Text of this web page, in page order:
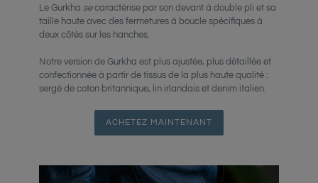
Le Gurkha secaractérise par son devant à double pli et sa
taille haute avec des fermetures à boucle spécifiques à
deux côtés sur les hanches.
Notre version de Gurkha est plus ajustée, plus détaillée et
confectionnée à partir de tissus de la plus haute qualité :
sergé de coton britannique, lin irlandais et denim italien.
ACHETEZ MAINTENANT